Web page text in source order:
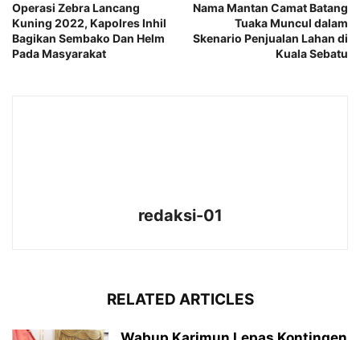
Operasi Zebra Lancang
Kuning 2022, Kapolres Inhil
Bagikan Sembako Dan Helm
Pada Masyarakat
Nama Mantan Camat Batang
Tuaka Muncul dalam
Skenario Penjualan Lahan di
Kuala Sebatu
redaksi-01
RELATED ARTICLES